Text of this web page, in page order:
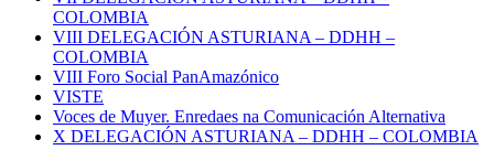
COLOMBIA
VIII DELEGACIÓN ASTURIANA – DDHH –
COLOMBIA
VIII Foro Social PanAmazónico
VISTE
Voces de Muyer. Enredaes na Comunicación Alternativa
X DELEGACIÓN ASTURIANA – DDHH – COLOMBIA